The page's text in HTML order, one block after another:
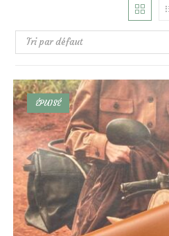
Tri par défaut
ÉPUISÉ